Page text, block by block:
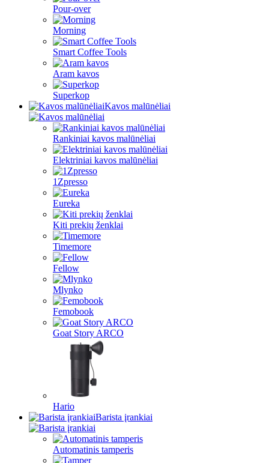
Pour-over
Morning
Smart Coffee Tools
Aram kavos
Superkop
Kavos malūnėliai
Rankiniai kavos malūnėliai
Elektriniai kavos malūnėliai
1Zpresso
Eureka
Kiti prekių ženklai
Timemore
Fellow
Mlynko
Femobook
Goat Story ARCO
Hario
Barista įrankiai
Automatinis tamperis